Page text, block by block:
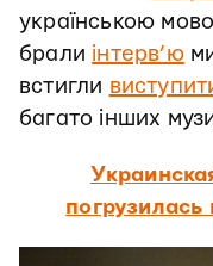
українською
брали інтерв’ю
встигли
багато інших